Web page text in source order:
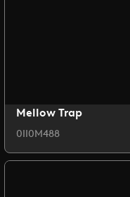
Mellow Trap
0II0M488